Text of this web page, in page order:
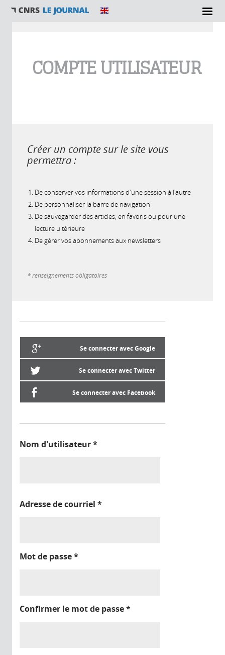
COMPTE UTILISATEUR
Créer un compte sur le site vous
permettra :
De conserver vos informations d'une session à l'autre
De personnaliser la barre de navigation
De sauvegarder des articles, en favoris ou pour une
lecture ultérieure
De gérer vos abonnements aux newsletters
* renseignements obligatoires
Se connecter avec Google
Se connecter avec Twitter
Se connecter avec Facebook
Nom d'utilisateur*
Adresse de courriel *
Mot de passe*
Confirmer le mot de passe*